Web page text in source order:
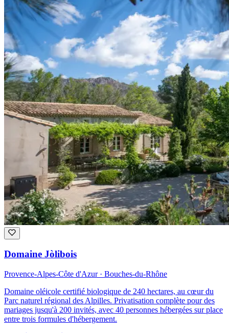
Domaine Jòlibois
Provence-Alpes-Côte d'Azur · Bouches-du-Rhône
Domaine oléicole certifié biologique de 240 hectares, au cœur du
Parc naturel régional des Alpilles. Privatisation complète pour des
mariages jusqu'à 200 invités, avec 40 personnes hébergées sur place
entre trois formules d'hébergement.